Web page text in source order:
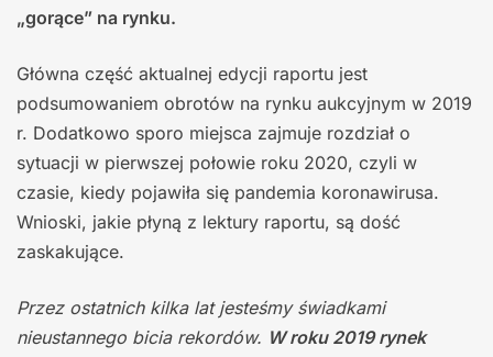
„gorące” na rynku.
Główna część aktualnej edycji raportu jest
podsumowaniem obrotów na rynku aukcyjnym w 2019
r. Dodatkowo sporo miejsca zajmuje rozdział o
sytuacji w pierwszej połowie roku 2020, czyli w
czasie, kiedy pojawiła się pandemia koronawirusa.
Wnioski, jakie płyną z lektury raportu, są dość
zaskakujące.
Przez ostatnich kilka lat jesteśmy świadkami
nieustannego bicia rekordów. W roku 2019 rynek